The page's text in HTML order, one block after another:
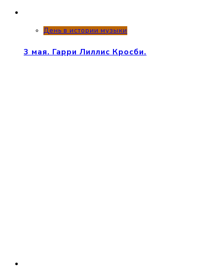
День в истории музыки
3 мая. Гарри Лиллис Кросби.